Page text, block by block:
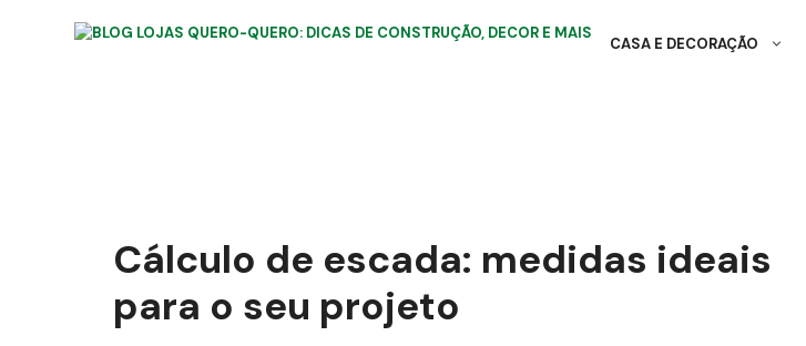
CASA E DECORAÇÃO
Cálculo de escada: medidas ideais
para o seu projeto